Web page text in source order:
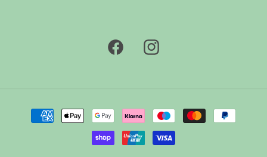
FacebookInstagram
Zahlungsmethoden